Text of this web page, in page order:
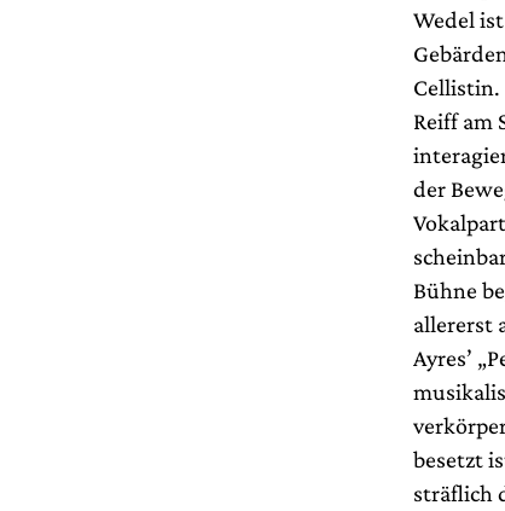
Wedel
Cellistin.
Reiff am
der
Bühne
allererst
Ayres’
besetzt
sträflich